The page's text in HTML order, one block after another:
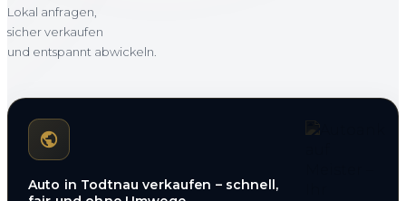
Lokal anfragen,
sicher verkaufen
und entspannt abwickeln.
Auto in Todtnau verkaufen – schnell,